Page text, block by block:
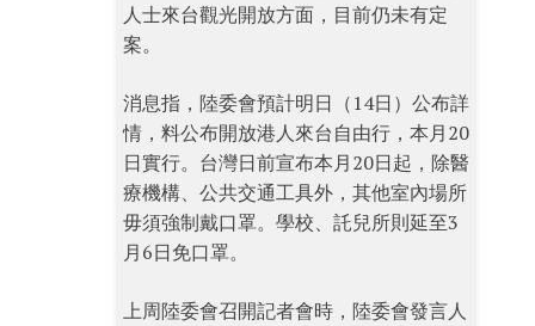
人士來台觀光開放方面，目前仍未有定
案。
消息指，陸委會預計明日（14日）公布詳
情，料公布開放港人來台自由行，本月20
日實行。台灣日前宣布本月20日起，除醫
療機構、公共交通工具外，其他室內場所
毋須強制戴口罩。學校、託兒所則延至3
月6日免口罩。
上周陸委會召開記者會時，陸委會發言人